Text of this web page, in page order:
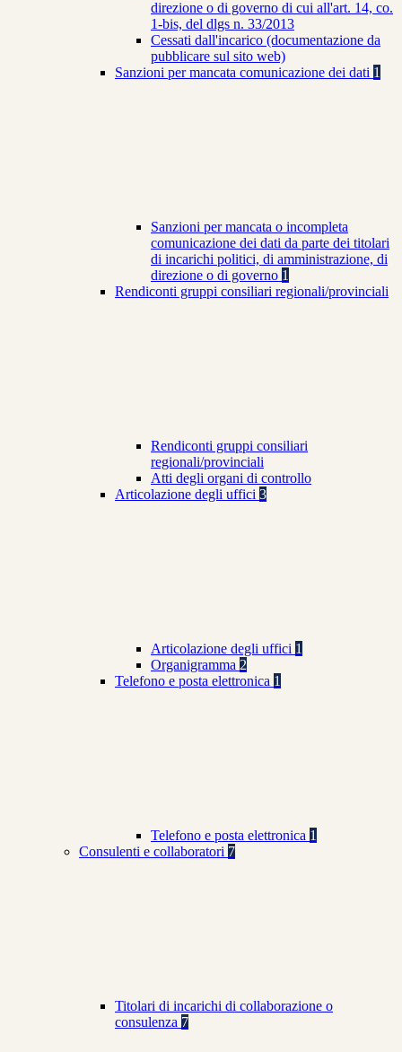
direzione o di governo di cui all'art. 14, co.
1-bis, del dlgs n. 33/2013
Cessati dall'incarico (documentazione da
pubblicare sul sito web)
Sanzioni per mancata comunicazione dei dati 1
Sanzioni per mancata o incompleta
comunicazione dei dati da parte dei titolari
di incarichi politici, di amministrazione, di
direzione o di governo 1
Rendiconti gruppi consiliari regionali/provinciali
Rendiconti gruppi consiliari
regionali/provinciali
Atti degli organi di controllo
Articolazione degli uffici 3
Articolazione degli uffici 1
Organigramma 2
Telefono e posta elettronica 1
Telefono e posta elettronica 1
Consulenti e collaboratori 7
Titolari di incarichi di collaborazione o
consulenza 7